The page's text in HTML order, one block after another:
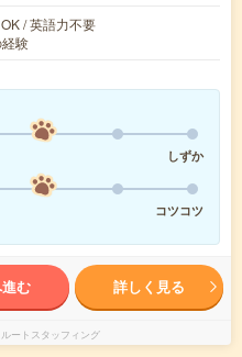
/ 英語力不要
経験
しずか
コツコツ
む 詳しく見る
ートスタッフィング